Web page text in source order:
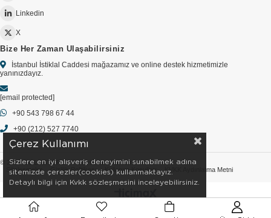
Linkedin
X
Bize Her Zaman Ulaşabilirsiniz
İstanbul İstiklal Caddesi mağazamız ve online destek hizmetimizle
yanınızdayız.
[email protected]
+90 543 798 67 44
+90 (212) 527 7740
© 2026 GOLDSTORE - Tüm Hakları Saklıdır.
Sözleşmeler
Gizlilik Politikası Kullanım Koşulları KVKK Aydınlatma Metni
Çerez Kullanımı
Sizlere en iyi alışveriş deneyimini sunabilmek adına
sitemizde çerezler(cookies) kullanmaktayız.
Detaylı bilgi için Kvkk sözleşmesini inceleyebilirsiniz.